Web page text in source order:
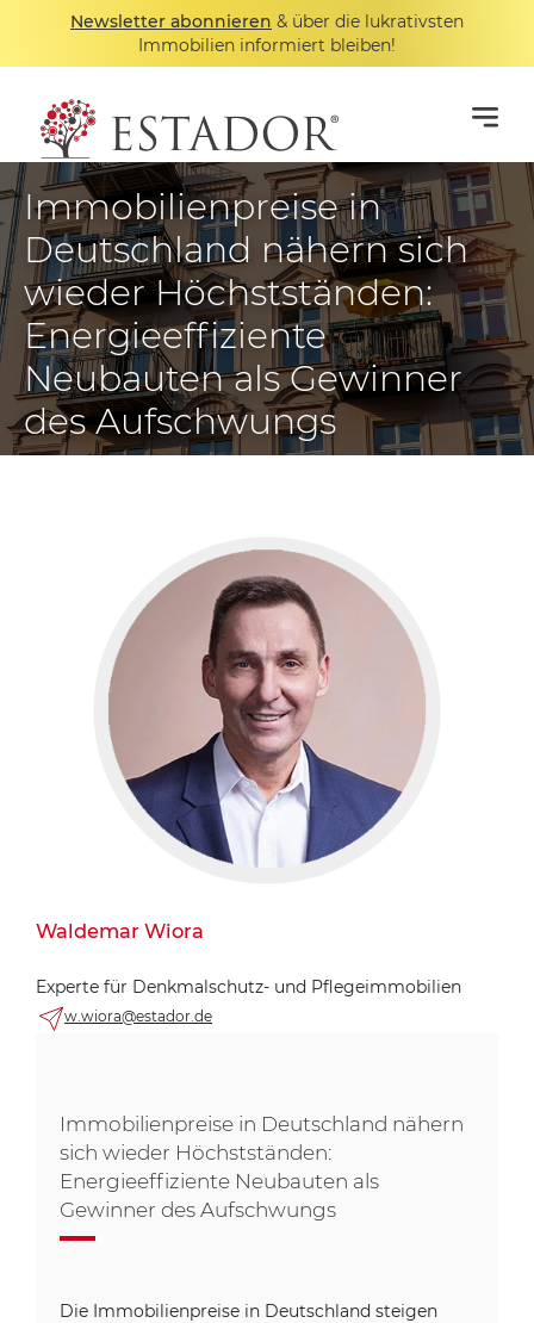
Newsletter abonnieren & über die lukrativsten
Immobilien informiert bleiben!
Immobilienpreise in
Deutschland nähern sich
wieder Höchstständen:
Energieeffiziente
Neubauten als Gewinner
des Aufschwungs
Waldemar Wiora
Experte für Denkmalschutz- und Pflegeimmobilien
w.wiora@estador.de
Immobilienpreise in Deutschland nähern
sich wieder Höchstständen:
Energieeffiziente Neubauten als
Gewinner des Aufschwungs
Die Immobilienpreise in Deutschland steigen